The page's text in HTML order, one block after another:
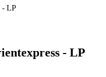
- LP